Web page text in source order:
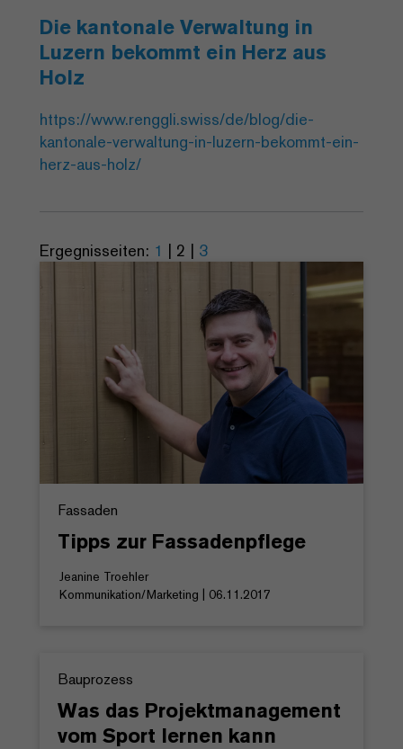
Die kantonale Verwaltung in
Luzern bekommt ein Herz aus
Holz
https://www.renggli.swiss/de/blog/die-
kantonale-verwaltung-in-luzern-bekommt-ein-
herz-aus-holz/
Ergegnisseiten: 1 | 2 | 3
Fassaden
Tipps zur Fassadenpflege
Jeanine Troehler
Kommunikation/Marketing | 06.11.2017
Bauprozess
Was das Projektmanagement
vom Sport lernen kann